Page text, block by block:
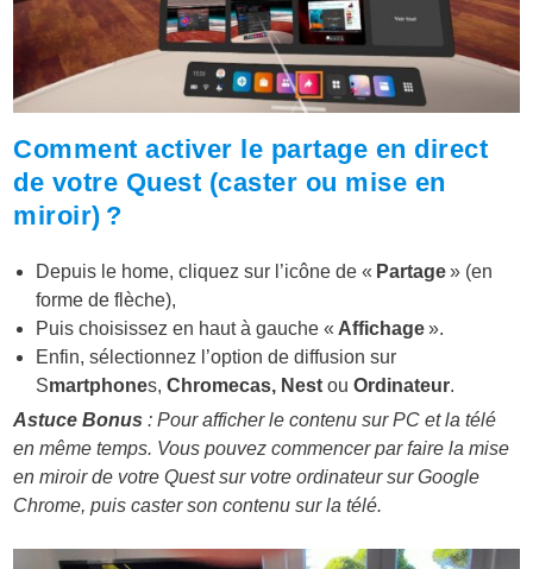
Comment activer le partage en direct
de votre Quest (caster ou mise en
miroir) ?
Depuis le home, cliquez sur l’icône de « Partage» (en
forme de flèche),
Puis choisissez en haut à gauche « Affichage».
Enfin, sélectionnez l’option de diffusion sur
Smartphones,Chromecas, Nest ouOrdinateur.
Astuce Bonus : Pour afficher le contenu sur PC et la télé
en même temps. Vous pouvez commencer par faire la mise
en miroir de votre Quest sur votre ordinateur sur Google
Chrome, puis caster son contenu sur la télé.